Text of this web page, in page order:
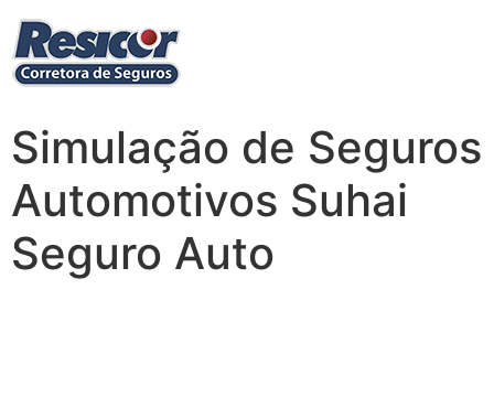
Simulação de Seguros
Automotivos Suhai
Seguro Auto